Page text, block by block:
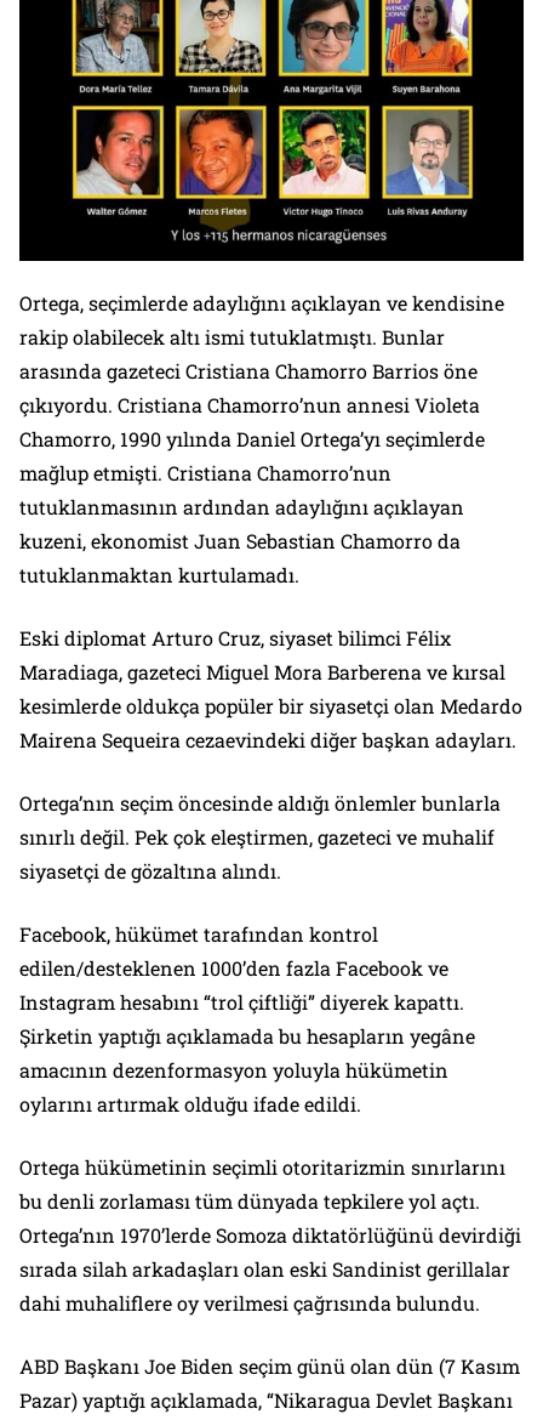
Ortega, seçimlerde adaylığını açıklayan ve kendisine
rakip olabilecek altı ismi tutuklatmıştı. Bunlar
arasında gazeteci Cristiana Chamorro Barrios öne
çıkıyordu. Cristiana Chamorro’nun annesi Violeta
Chamorro, 1990 yılında Daniel Ortega’yı seçimlerde
mağlup etmişti. Cristiana Chamorro’nun
tutuklanmasının ardından adaylığını açıklayan
kuzeni, ekonomist Juan Sebastian Chamorro da
tutuklanmaktan kurtulamadı.
Eski diplomat Arturo Cruz, siyaset bilimci Félix
Maradiaga, gazeteci Miguel Mora Barberena ve kırsal
kesimlerde oldukça popüler bir siyasetçi olan Medardo
Mairena Sequeira cezaevindeki diğer başkan adayları.
Ortega’nın seçim öncesinde aldığı önlemler bunlarla
sınırlı değil. Pek çok eleştirmen, gazeteci ve muhalif
siyasetçi de gözaltına alındı.
Facebook, hükümet tarafından kontrol
edilen/desteklenen 1000’den fazla Facebook ve
Instagram hesabını “trol çiftliği” diyerek kapattı.
Şirketin yaptığı açıklamada bu hesapların yegâne
amacının dezenformasyon yoluyla hükümetin
oylarını artırmak olduğu ifade edildi.
Ortega hükümetinin seçimli otoritarizmin sınırlarını
bu denli zorlaması tüm dünyada tepkilere yol açtı.
Ortega’nın 1970’lerde Somoza diktatörlüğünü devirdiği
sırada silah arkadaşları olan eski Sandinist gerillalar
dahi muhaliflere oy verilmesi çağrısında bulundu.
ABD Başkanı Joe Biden seçim günü olan dün (7 Kasım
Pazar) yaptığı açıklamada, “Nikaragua Devlet Başkanı